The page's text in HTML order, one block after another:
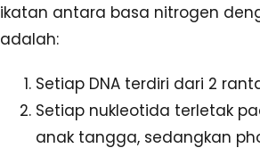
ikatan antara basa nitrogen
adalah:
Setiap DNA terdiri dari 2
Setiap nukleotida terletak
anak tangga, sedangkan